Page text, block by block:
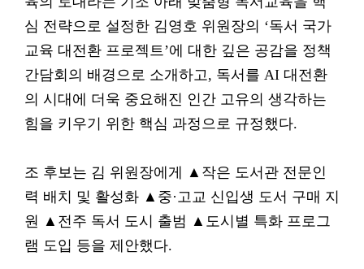
심 전략으로 설정한 김영호 위원장의 ‘독서 국가
교육 대전환 프로젝트’에 대한 깊은 공감을 정책
간담회의 배경으로 소개하고, 독서를 AI 대전환
의 시대에 더욱 중요해진 인간 고유의 생각하는
힘을 키우기 위한 핵심 과정으로 규정했다.
조 후보는 김 위원장에게 ▲작은 도서관 전문인
력 배치 및 활성화 ▲중·고교 신입생 도서 구매 지
원 ▲전주 독서 도시 출범 ▲도시별 특화 프로그
램 도입 등을 제안했다.